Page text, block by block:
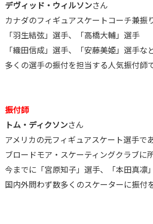
デヴィッド・ウィルソンさん
カナダのフィギュアスケートコーチ兼振
「羽生結弦」選手、「高橋大輔」選手
「織田信成」選手、「安藤美姫」選手な
多くの選手の振付を担当する人気振付師
振付師
トム・ディクソンさん
アメリカの元フィギュアスケート選手で
ブロードモア・スケーティングクラブに
今までに「宮原知子」選手、「本田真凛
国内外問わず数多くのスケーターに振付